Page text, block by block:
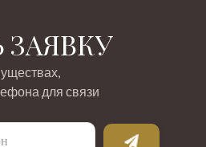
ЗАЯВКУ
для связи